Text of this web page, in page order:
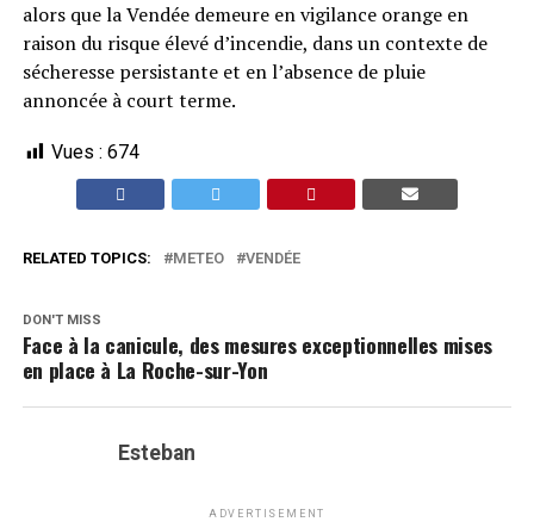
alors que la Vendée demeure en vigilance orange en
raison du risque élevé d’incendie, dans un contexte de
sécheresse persistante et en l’absence de pluie
annoncée à court terme.
Vues : 674
RELATED TOPICS: METEO VENDÉE
DON'T MISS
Face à la canicule, des mesures exceptionnelles mises
en place à La Roche-sur-Yon
Esteban
ADVERTISEMENT